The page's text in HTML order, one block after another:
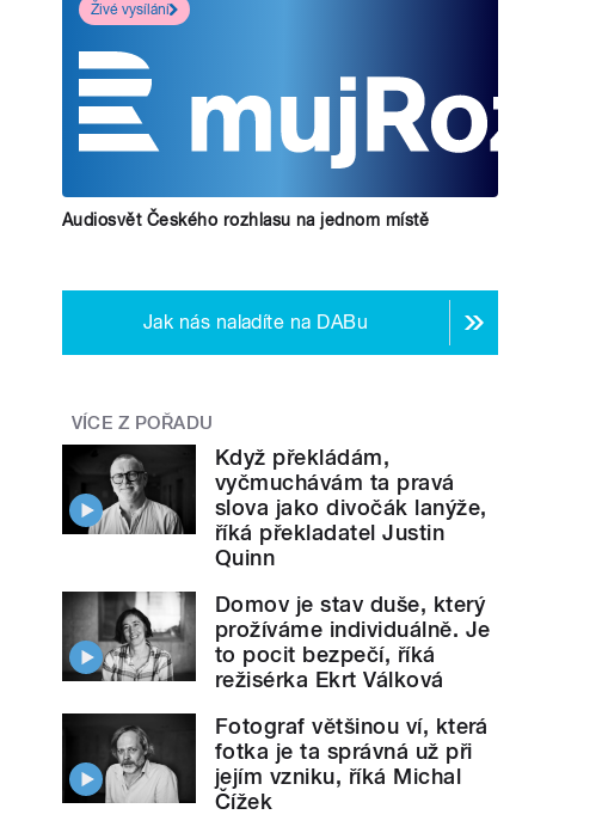
Živé vysílání
Audiosvět Českého rozhlasu na jednom místě
Jak nás naladíte na DABu
VÍCE Z POŘADU
Když překládám,
vyčmuchávám ta pravá
slova jako divočák lanýže,
říká překladatel Justin
Quinn
Domov je stav duše, který
prožíváme individuálně. Je
to pocit bezpečí, říká
režisérka Ekrt Válková
Fotograf většinou ví, která
fotka je ta správná už při
jejím vzniku, říká Michal
Čížek